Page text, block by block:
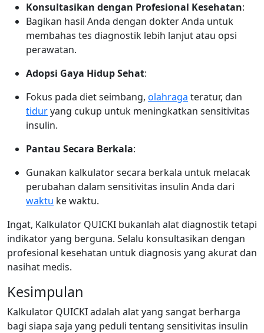
Konsultasikan dengan Profesional Kesehatan:
Bagikan hasil Anda dengan dokter Anda untuk
membahas tes diagnostik lebih lanjut atau opsi
perawatan.
Adopsi Gaya Hidup Sehat:
Fokus pada diet seimbang, olahraga teratur, dan
tiduryang cukup untuk meningkatkan sensitivitas
insulin.
Pantau Secara Berkala:
Gunakan kalkulator secara berkala untuk melacak
perubahan dalam sensitivitas insulin Anda dari
waktu ke waktu.
Ingat, Kalkulator QUICKI bukanlah alat diagnostik tetapi
indikator yang berguna. Selalu konsultasikan dengan
profesional kesehatan untuk diagnosis yang akurat dan
nasihat medis.
Kesimpulan
Kalkulator QUICKI adalah alat yang sangat berharga
bagi siapa saja yang peduli tentang sensitivitas insulin